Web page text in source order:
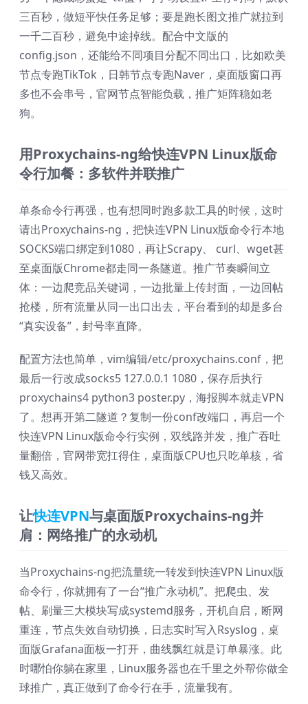
三百秒，做短平快任务足够；要是跑长图文推广就拉到
一千二百秒，避免中途掉线。配合中文版的
config.json，还能给不同项目分配不同出口，比如欧美
节点专跑TikTok，日韩节点专跑Naver，桌面版窗口再
多也不会串号，官网节点智能负载，推广矩阵稳如老
狗。
用Proxychains-ng给快连VPN Linux版命
令行加餐：多软件并联推广
单条命令行再强，也有想同时跑多款工具的时候，这时
请出Proxychains-ng，把快连VPN Linux版命令行本地
SOCKS端口绑定到1080，再让Scrapy、 curl、wget甚
至桌面版Chrome都走同一条隧道。推广节奏瞬间立
体：一边爬竞品关键词，一边批量上传封面，一边回帖
抢楼，所有流量从同一出口出去，平台看到的却是多台
“真实设备”，封号率直降。
配置方法也简单，vim编辑/etc/proxychains.conf，把
最后一行改成socks5 127.0.0.1 1080，保存后执行
proxychains4 python3 poster.py，海报脚本就走VPN
了。想再开第二隧道？复制一份conf改端口，再启一个
快连VPN Linux版命令行实例，双线路并发，推广吞吐
量翻倍，官网带宽扛得住，桌面版CPU也只吃单核，省
钱又高效。
让快连VPN与桌面版Proxychains-ng并
肩：网络推广的永动机
当Proxychains-ng把流量统一转发到快连VPN Linux版
命令行，你就拥有了一台“推广永动机”。把爬虫、发
帖、刷量三大模块写成systemd服务，开机自启，断网
重连，节点失效自动切换，日志实时写入Rsyslog，桌
面版Grafana面板一打开，曲线飘红就是订单暴涨。此
时哪怕你躺在家里，Linux服务器也在千里之外帮你做全
球推广，真正做到了命令行在手，流量我有。